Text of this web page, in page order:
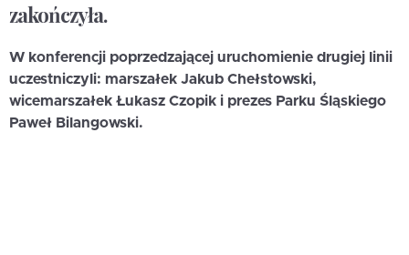
zakończyła.
W konferencji poprzedzającej uruchomienie drugiej linii
uczestniczyli: marszałek Jakub Chełstowski,
wicemarszałek Łukasz Czopik i prezes Parku Śląskiego
Paweł Bilangowski.